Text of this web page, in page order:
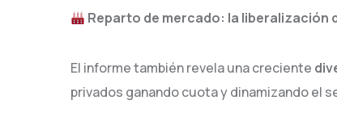
Reparto de mercado: la liberalización
El informe también revela una creciente
privados ganando cuota y dinamizando el